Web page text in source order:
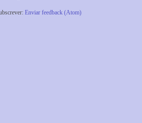
Enviar feedback (Atom)